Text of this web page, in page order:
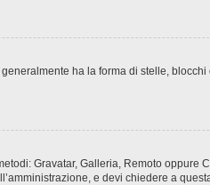
ha la forma di stelle,
Gravatar, Galleria, Remoto oppure
e devi chiedere a